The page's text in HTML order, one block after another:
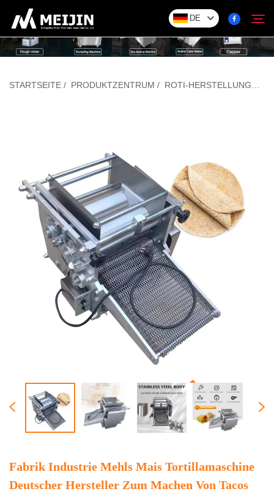
DE
Unternehmen
Service
Kontakt
STARTSEITE / PRODUKTZENTRUM / ROTI-HERSTELLUNGSMASCHINE
Fabrik Industrie Mehls Mais Tortillamaschine
Deutscher Hersteller Zum Machen Von Tacos